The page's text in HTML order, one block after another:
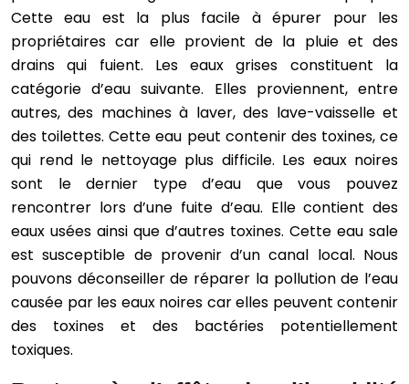
Cette eau est la plus facile à épurer pour les
propriétaires car elle provient de la pluie et des
drains qui fuient. Les eaux grises constituent la
catégorie d’eau suivante. Elles proviennent, entre
autres, des machines à laver, des lave-vaisselle et
des toilettes. Cette eau peut contenir des toxines, ce
qui rend le nettoyage plus difficile. Les eaux noires
sont le dernier type d’eau que vous pouvez
rencontrer lors d’une fuite d’eau. Elle contient des
eaux usées ainsi que d’autres toxines. Cette eau sale
est susceptible de provenir d’un canal local. Nous
pouvons déconseiller de réparer la pollution de l’eau
causée par les eaux noires car elles peuvent contenir
des toxines et des bactéries potentiellement
toxiques.